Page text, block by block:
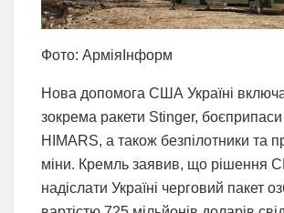
Фото: АрміяІнформ
Нова допомога США Україні
зокрема ракети Stinger,
HIMARS, а також безпілотники та
міни. Кремль заявив, що рішення
надіслати Україні черговий пакет